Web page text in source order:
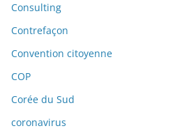
Consulting
Contrefaçon
Convention citoyenne
COP
Corée du Sud
coronavirus